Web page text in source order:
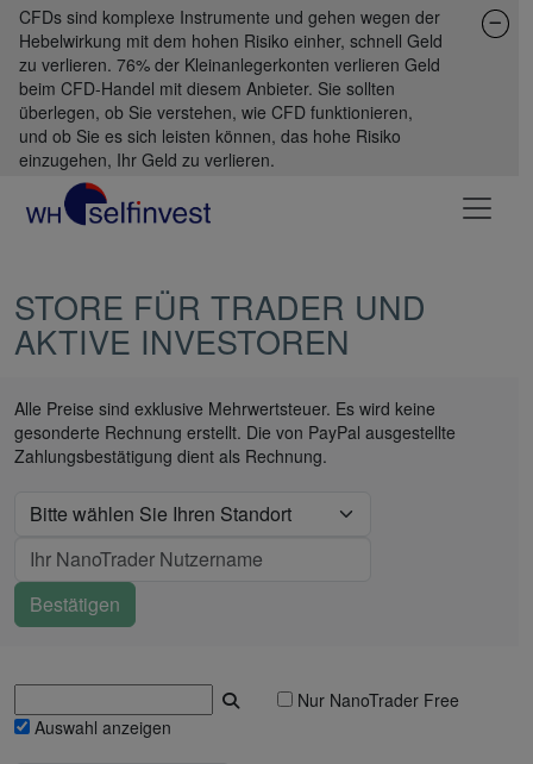
CFDs sind komplexe Instrumente und gehen wegen der
Hebelwirkung mit dem hohen Risiko einher, schnell Geld
zu verlieren. 76% der Kleinanlegerkonten verlieren Geld
beim CFD-Handel mit diesem Anbieter. Sie sollten
überlegen, ob Sie verstehen, wie CFD funktionieren,
und ob Sie es sich leisten können, das hohe Risiko
einzugehen, Ihr Geld zu verlieren.
STORE FÜR TRADER UND
AKTIVE INVESTOREN
Alle Preise sind exklusive Mehrwertsteuer. Es wird keine
gesonderte Rechnung erstellt. Die von PayPal ausgestellte
Zahlungsbestätigung dient als Rechnung.
Nur NanoTrader Free
Auswahl anzeigen